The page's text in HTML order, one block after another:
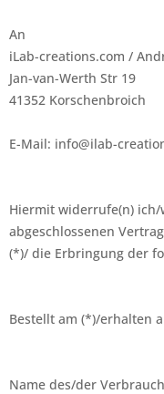
An
iLab-creations.com /
Jan-van-Werth Str 19
41352 Korschenbroich
E-Mail: info@ilab-
Hiermit widerrufe(n)
abgeschlossenen
(*)/ die Erbringung der
Bestellt am (*)/erhalten
Name des/der